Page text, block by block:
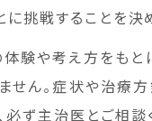
に挑戦することを
験や考え方をもと
せん。症状や治療
ず主治医とご相談